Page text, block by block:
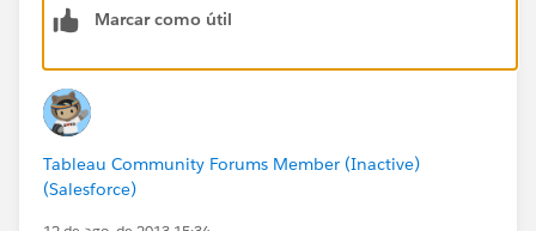
Marcar como útil
Tableau Community Forums Member (Inactive)
(Salesforce)